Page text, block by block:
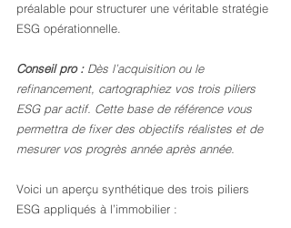
préalable pour structurer une véritable stratégie
ESG opérationnelle.
Conseil pro : Dès l’acquisition ou le
refinancement, cartographiez vos trois piliers
ESG par actif. Cette base de référence vous
permettra de fixer des objectifs réalistes et de
mesurer vos progrès année après année.
Voici un aperçu synthétique des trois piliers
ESG appliqués à l’immobilier :